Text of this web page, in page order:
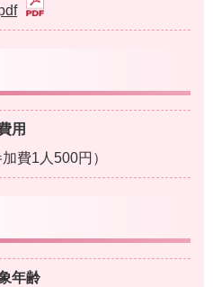
用
費1人500円）
年齢